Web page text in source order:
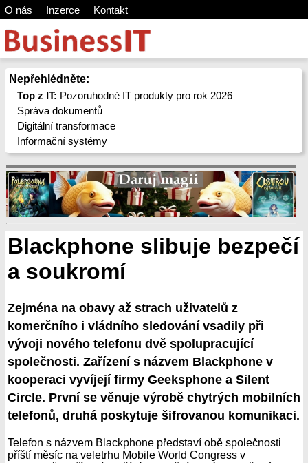
O nás Inzerce Kontakt
Nepřehlédněte:
Top z IT: Pozoruhodné IT produkty pro rok 2026
Správa dokumentů
Digitální transformace
Informační systémy
Blackphone slibuje bezpečí
a soukromí
Zejména na obavy až strach uživatelů z
komerčního i vládního sledování vsadily při
vývoji nového telefonu dvě spolupracující
společnosti. Zařízení s názvem Blackphone v
kooperaci vyvíjejí firmy Geeksphone a Silent
Circle. První se věnuje výrobě chytrých mobilních
telefonů, druhá poskytuje šifrovanou komunikaci.
Telefon s názvem Blackphone představí obě společnosti
příští měsíc na veletrhu Mobile World Congress v